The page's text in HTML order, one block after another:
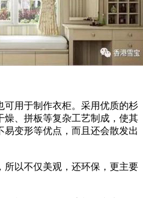
用于制作衣柜。采用优质的杉
燥、拼板等复杂工艺制成，使其
变形等优点，而且还会散发出
以不仅美观，还环保，更主要